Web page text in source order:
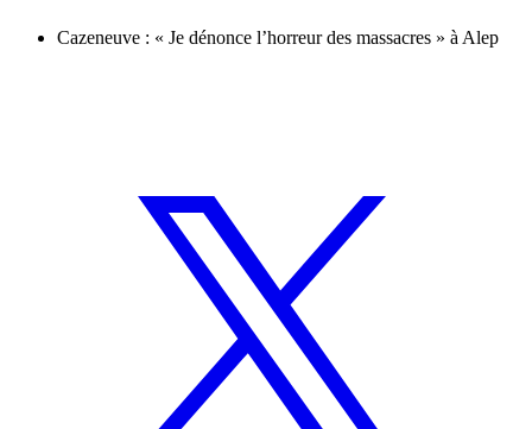
Cazeneuve : « Je dénonce l’horreur des massacres » à Alep